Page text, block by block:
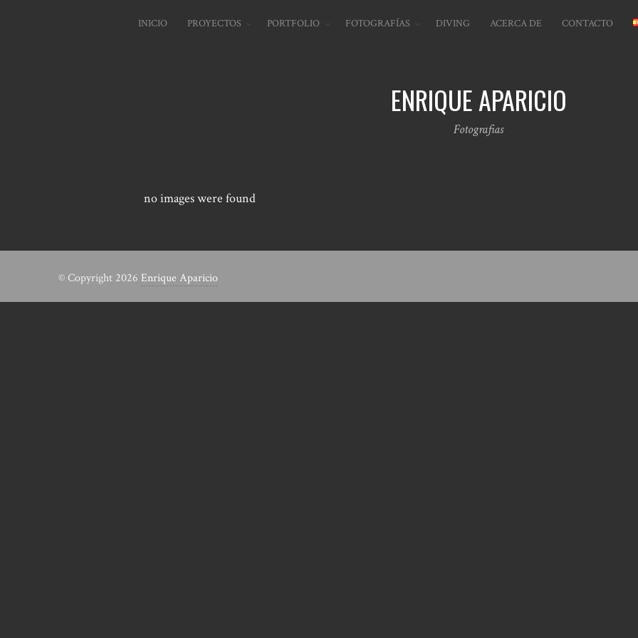
INICIO PROYECTOS PORTFOLIO FOTOGRAFÍAS DIVING ACERCA DE CONTACTO
ENRIQUE APARICIO
Fotografias
no images were found
© Copyright 2026 Enrique Aparicio